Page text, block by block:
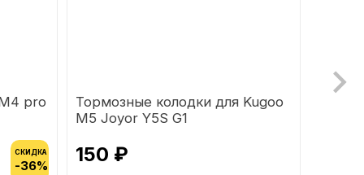
М4 pro
СКИДКА
-36%
Тормозные колодки для Kugoo
M5 Joyor Y5S G1
150 ₽